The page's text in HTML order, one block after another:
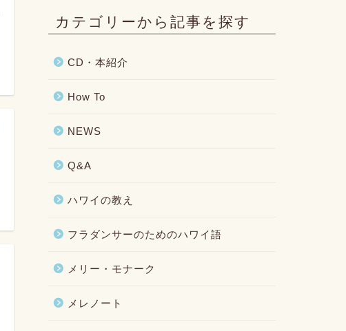
カテゴリーから記事を探す
CD・本紹介
How To
NEWS
Q&A
ハワイの教え
フラダンサーのためのハワイ語
メリー・モナーク
メレノート